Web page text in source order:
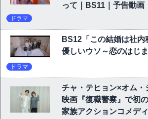
って｜BS11｜予告動画
ドラマ
BS12「この結婚は社内
優しいウソ～恋のはじ
ドラマ
チャ・テヒョン×オム
映画『復職警察』で初
家族アクションコメデ